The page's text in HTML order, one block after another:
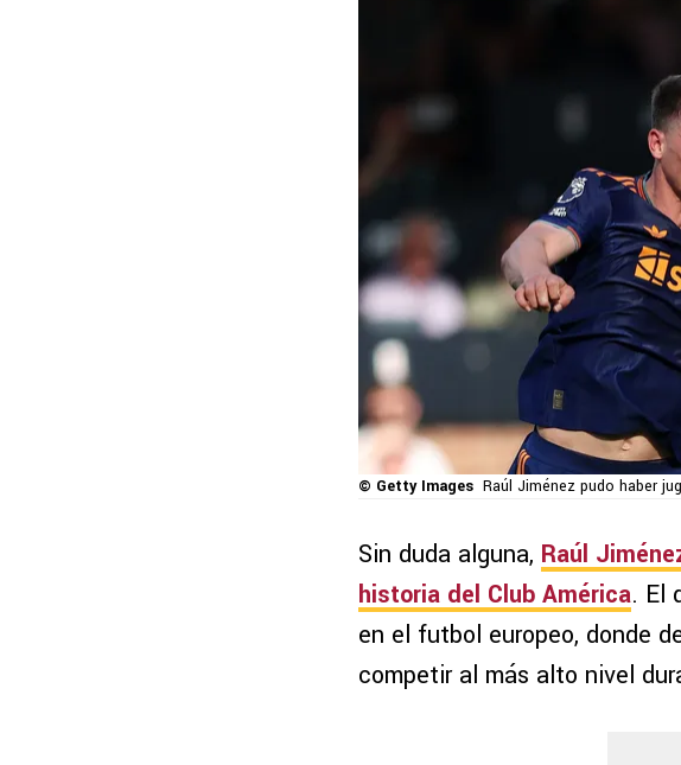
© Getty Images Raúl Jiménez pudo haber
Sin duda alguna, Raúl
historia del Club América. El
en el futbol europeo, donde
competir al más alto nivel